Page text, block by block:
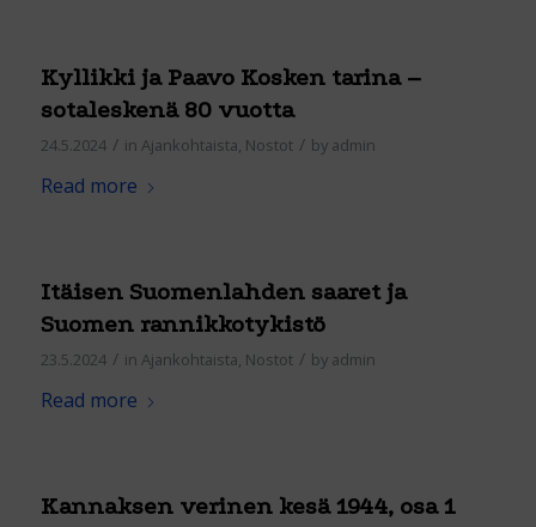
Kyllikki ja Paavo Kosken tarina –
sotaleskenä 80 vuotta
24.5.2024 / in Ajankohtaista, Nostot / by admin
Read more
Itäisen Suomenlahden saaret ja
Suomen rannikkotykistö
23.5.2024 / in Ajankohtaista, Nostot / by admin
Read more
Kannaksen verinen kesä 1944, osa 1